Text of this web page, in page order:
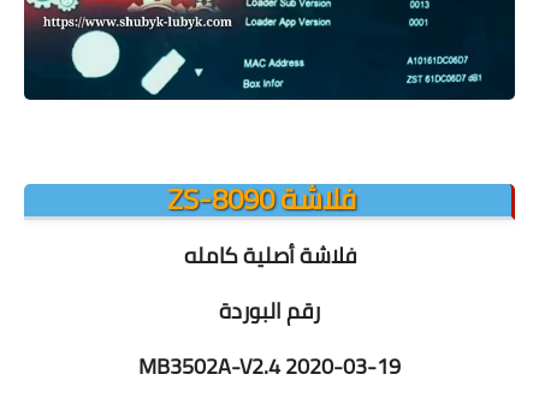
فلاشة ZS-8090
فلاشة أصلية كامله
رقم البوردة
MB3502A-V2.4 2020-03-19